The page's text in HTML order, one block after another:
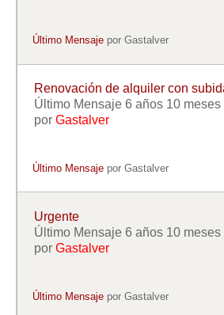
Último Mensaje porGastalver
Renovación de alquiler con
Último Mensaje 6 años 10 meses
por Gastalver
Último Mensaje porGastalver
Urgente
Último Mensaje 6 años 10 meses
por Gastalver
Último Mensaje porGastalver